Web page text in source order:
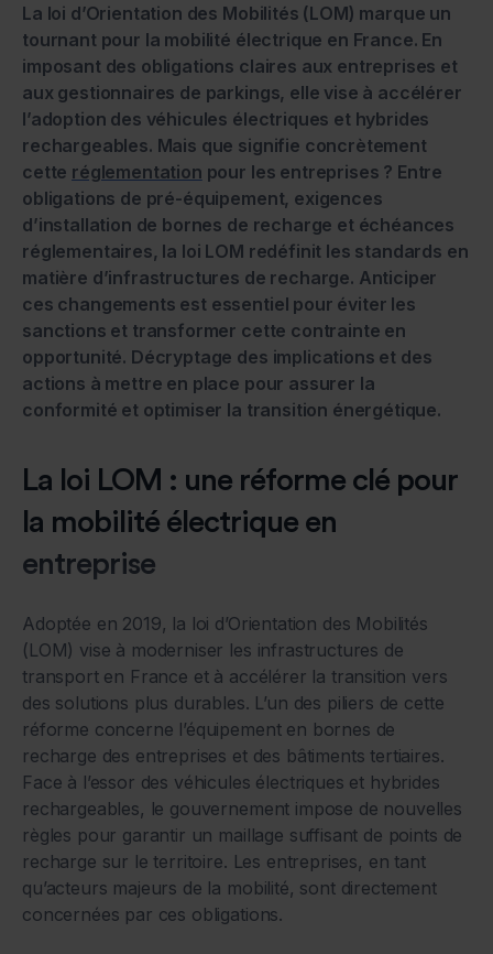
La loi d’Orientation des Mobilités (LOM) marque un
tournant pour la mobilité électrique en France. En
imposant des obligations claires aux entreprises et
aux gestionnaires de parkings, elle vise à accélérer
l’adoption des véhicules électriques et hybrides
rechargeables. Mais que signifie concrètement
cette réglementation pour les entreprises ? Entre
obligations de pré-équipement, exigences
d’installation de bornes de recharge et échéances
réglementaires, la loi LOM redéfinit les standards en
matière d’infrastructures de recharge. Anticiper
ces changements est essentiel pour éviter les
sanctions et transformer cette contrainte en
opportunité. Décryptage des implications et des
actions à mettre en place pour assurer la
conformité et optimiser la transition énergétique.
La loi LOM : une réforme clé pour
la mobilité électrique en
entreprise
Adoptée en 2019, la loi d’Orientation des Mobilités
(LOM) vise à moderniser les infrastructures de
transport en France et à accélérer la transition vers
des solutions plus durables. L’un des piliers de cette
réforme concerne l’équipement en bornes de
recharge des entreprises et des bâtiments tertiaires.
Face à l’essor des véhicules électriques et hybrides
rechargeables, le gouvernement impose de nouvelles
règles pour garantir un maillage suffisant de points de
recharge sur le territoire. Les entreprises, en tant
qu’acteurs majeurs de la mobilité, sont directement
concernées par ces obligations.